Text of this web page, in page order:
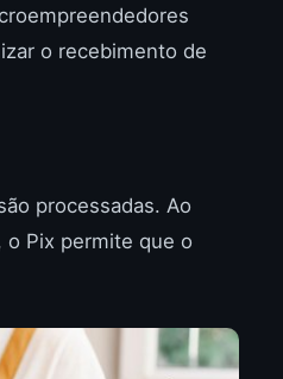
o recebimento de
processadas. Ao
o Pix permite que o